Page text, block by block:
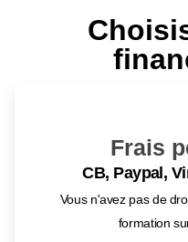
Frais
CB, Paypal,
Vous n'avez pas de
formation